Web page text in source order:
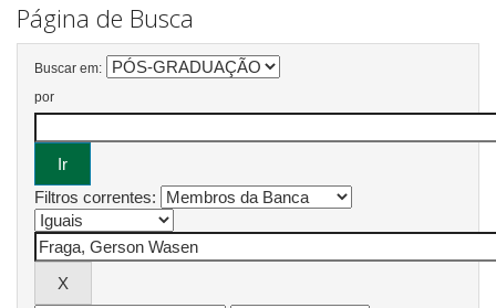
Página de Busca
Buscar em:
por
Filtros correntes: